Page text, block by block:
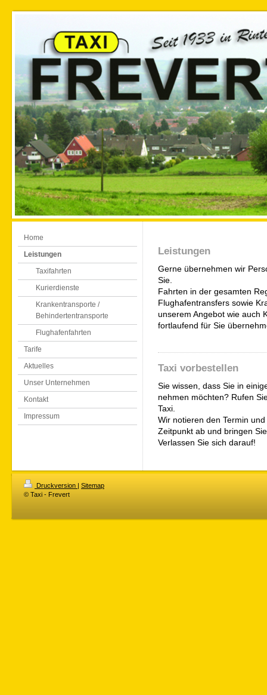
Home
Leistungen
Taxifahrten
Kurierdienste
Krankentransporte /
Behindertentransporte
Flughafenfahrten
Tarife
Aktuelles
Unser Unternehmen
Kontakt
Impressum
Leistungen
Gerne übernehmen wir
Sie.
Fahrten in der gesamten
Flughafentransfers sowie
unserem Angebot wie auch
fortlaufend für Sie
Taxi vorbestellen
Sie wissen, dass Sie in
nehmen möchten? Rufen
Taxi.
Wir notieren den Termin
Zeitpunkt ab und bringen
Verlassen Sie sich darauf!
Druckversion | Sitemap
© Taxi - Frevert